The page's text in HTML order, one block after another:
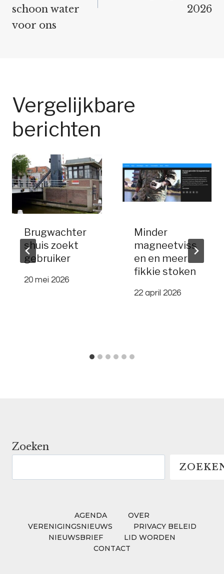
schoon water
voor ons
2026
Vergelijkbare
berichten
Brugwachter
shuis zoekt
gebruiker
20 mei 2026
Minder
magneetviss
en en meer
fikkie stoken
22 april 2026
Zoeken
AGENDA
OVER
VERENIGINGSNIEUWS
PRIVACY BELEID
NIEUWSBRIEF
LID WORDEN
CONTACT